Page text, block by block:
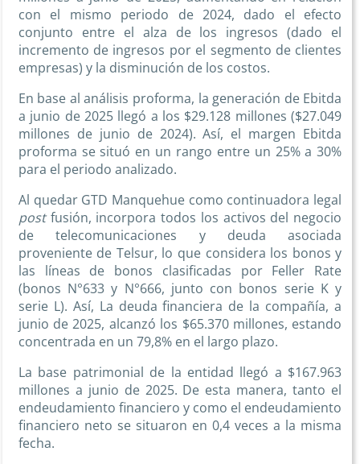
con el mismo periodo de 2024, dado el efecto
conjunto entre el alza de los ingresos (dado el
incremento de ingresos por el segmento de clientes
empresas) y la disminución de los costos.
En base al análisis proforma, la generación de Ebitda
a junio de 2025 llegó a los $29.128 millones ($27.049
millones de junio de 2024). Así, el margen Ebitda
proforma se situó en un rango entre un 25% a 30%
para el periodo analizado.
Al quedar GTD Manquehue como continuadora legal
postfusión, incorpora todos los activos del negocio
de telecomunicaciones y deuda asociada
proveniente de Telsur, lo que considera los bonos y
las líneas de bonos clasificadas por Feller Rate
(bonos N°633 y N°666, junto con bonos serie K y
serie L). Así, La deuda financiera de la compañía, a
junio de 2025, alcanzó los $65.370 millones, estando
concentrada en un 79,8% en el largo plazo.
La base patrimonial de la entidad llegó a $167.963
millones a junio de 2025. De esta manera, tanto el
endeudamiento financiero y como el endeudamiento
financiero neto se situaron en 0,4 veces a la misma
fecha.